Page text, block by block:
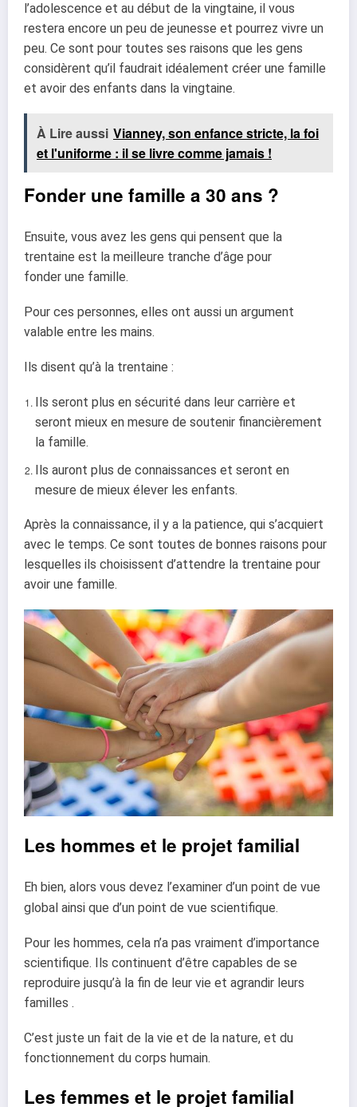
l’adolescence et au début de la vingtaine, il vous
restera encore un peu de jeunesse et pourrez vivre un
peu. Ce sont pour toutes ses raisons que les gens
considèrent qu’il faudrait idéalement créer une famille
et avoir des enfants dans la vingtaine.
À Lire aussi Vianney, son enfance stricte, la foi
et l'uniforme : il se livre comme jamais !
Fonder une famille a 30 ans ?
Ensuite, vous avez les gens qui pensent que la
trentaine est la meilleure tranche d’âge pour
fonder une famille.
Pour ces personnes, elles ont aussi un argument
valable entre les mains.
Ils disent qu’à la trentaine :
Ils seront plus en sécurité dans leur carrière et
seront mieux en mesure de soutenir financièrement
la famille.
Ils auront plus de connaissances et seront en
mesure de mieux élever les enfants.
Après la connaissance, il y a la patience, qui s’acquiert
avec le temps. Ce sont toutes de bonnes raisons pour
lesquelles ils choisissent d’attendre la trentaine pour
avoir une famille.
Les hommes et le projet familial
Eh bien, alors vous devez l’examiner d’un point de vue
global ainsi que d’un point de vue scientifique.
Pour les hommes, cela n’a pas vraiment d’importance
scientifique. Ils continuent d’être capables de se
reproduire jusqu’à la fin de leur vie et agrandir leurs
familles .
C’est juste un fait de la vie et de la nature, et du
fonctionnement du corps humain.
Les femmes et le projet familial